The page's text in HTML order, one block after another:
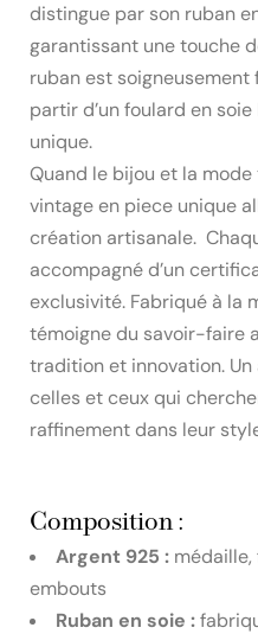
distingue par son ruban
garantissant une touche
ruban est
partir d’un foulard en
unique.
Quand le bijou et la
vintage en piece unique
création artisanale.
accompagné d’un
exclusivité. Fabriqué à la
témoigne du savoir-faire
tradition et innovation.
celles et ceux qui
raffinement dans leur
Composition :
Argent 925 :
embouts
Ruban en soie :